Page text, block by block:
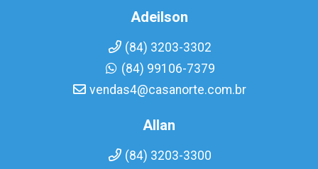
Adeilson
(84) 3203-3302
(84) 99106-7379
vendas4@casanorte.com.br
Allan
(84) 3203-3300